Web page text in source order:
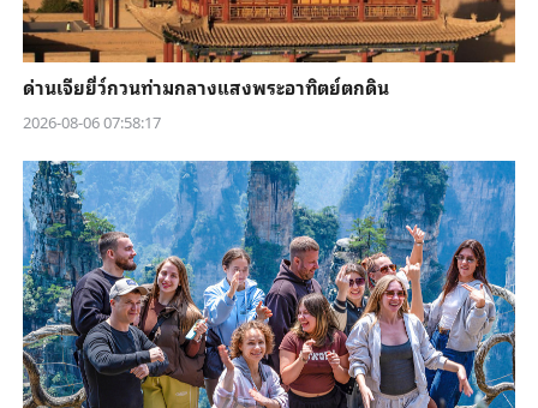
ด่านเจียยี่ว์กวนท่ามกลางแสงพระอาทิตย์ตกดิน
2026-08-06 07:58:17